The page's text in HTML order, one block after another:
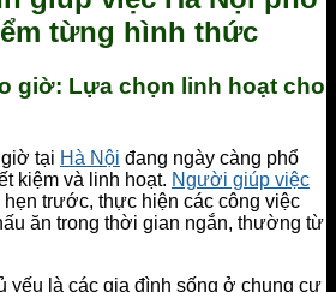
từng hình thức
giờ: Lựa chọn linh hoạt cho
tại Hà Nội đang ngày càng phổ
kiệm và linh hoạt. Người giúp việc
trước, thực hiện các công việc
ăn trong thời gian ngắn, thường từ
là các gia đình sống ở chung cư